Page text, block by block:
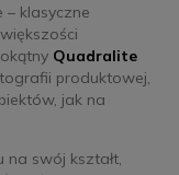
klasyczne
Quadralite
produktowej,
jak na
swój kształt,